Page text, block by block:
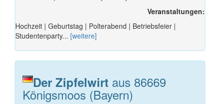
Veranstaltungen:
Hochzeit | Geburtstag | Polterabend | Betriebsfeier |
Studentenparty... [weitere]
Der Zipfelwirt aus 86669
Königsmoos (Bayern)